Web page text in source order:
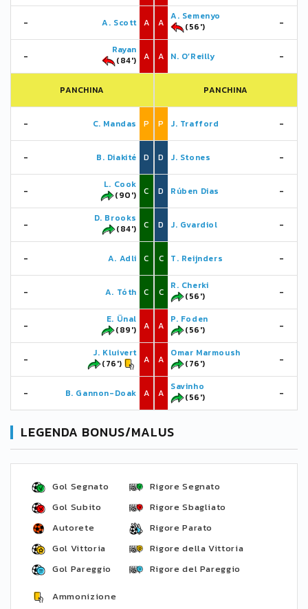
- A. Scott A
-
Rayan
(84')
A
PANCHINA
- C. Mandas P
- B. Diakité D
-
L. Cook
(90')
C
-
D. Brooks
(84')
C
- A. Adli C
- A. Tóth C
-
E. Ünal
(89')
A
-
J. Kluivert
(76')
A
- B. Gannon-Doak A
A
A. Semenyo
(56')
-
A N. O’Reilly -
PANCHINA
P J. Trafford -
D J. Stones -
D Rúben Dias -
D J. Gvardiol -
C T. Reijnders -
C
R. Cherki
(56')
-
A
P. Foden
(56')
-
A
Omar Marmoush
(76')
-
A
Savinho
(56')
-
LEGENDA BONUS/MALUS
Gol Segnato
Gol Subito
Autorete
Gol Vittoria
Gol Pareggio
Rigore Segnato
Rigore Sbagliato
Rigore Parato
Rigore della Vittoria
Rigore del Pareggio
Ammonizione